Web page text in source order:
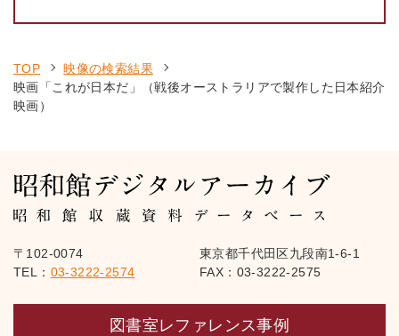
TOP
映像の検索結果
映画「これが日本だ」（戦後オーストラリアで製作した日本紹介
映画）
〒102-0074
東京都千代田区九段南1-6-1
TEL： 03-3222-2574 FAX：03-3222-2575
図書室レファレンス事例